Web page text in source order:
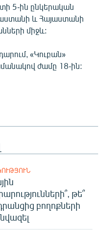
5-ին ընկերական
և Հայաստանի
միջև:
«Կուբան»
ժամը 18-ին:
թե՞
բողոքների